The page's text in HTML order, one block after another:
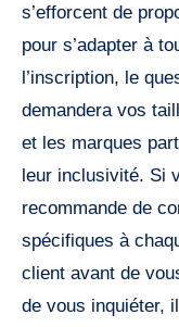
s’efforcent de
pour s’adapter à
l’inscription, le
demandera vos
et les marques
leur inclusivité. Si
recommande de
spécifiques à
client avant de
de vous inquiéter,